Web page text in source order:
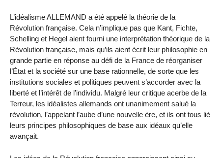
L’idéalisme ALLEMAND a été appelé la théorie de la
Révolution française. Cela n’implique pas que Kant, Fichte,
Schelling et Hegel aient fourni une interprétation théorique de la
Révolution française, mais qu’ils aient écrit leur philosophie en
grande partie en réponse au défi de la France de réorganiser
l’État et la société sur une base rationnelle, de sorte que les
institutions sociales et politiques peuvent s’accorder avec la
liberté et l’intérêt de l’individu. Malgré leur critique acerbe de la
Terreur, les idéalistes allemands ont unanimement salué la
révolution, l’appelant l’aube d’une nouvelle ère, et ils ont tous lié
leurs principes philosophiques de base aux idéaux qu’elle
avançait.